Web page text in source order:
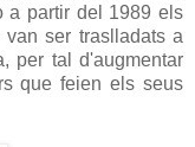
a partir del 1989 els
ser traslladats a
per tal d'augmentar
que feien els seus